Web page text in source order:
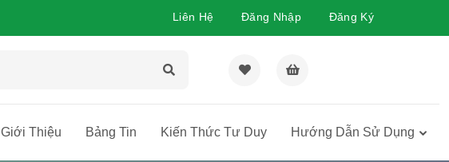
Liên Hệ Đăng Nhập Đăng Ký
Giới Thiệu Bảng Tin Kiến Thức Tư Duy Hướng Dẫn Sử Dụng